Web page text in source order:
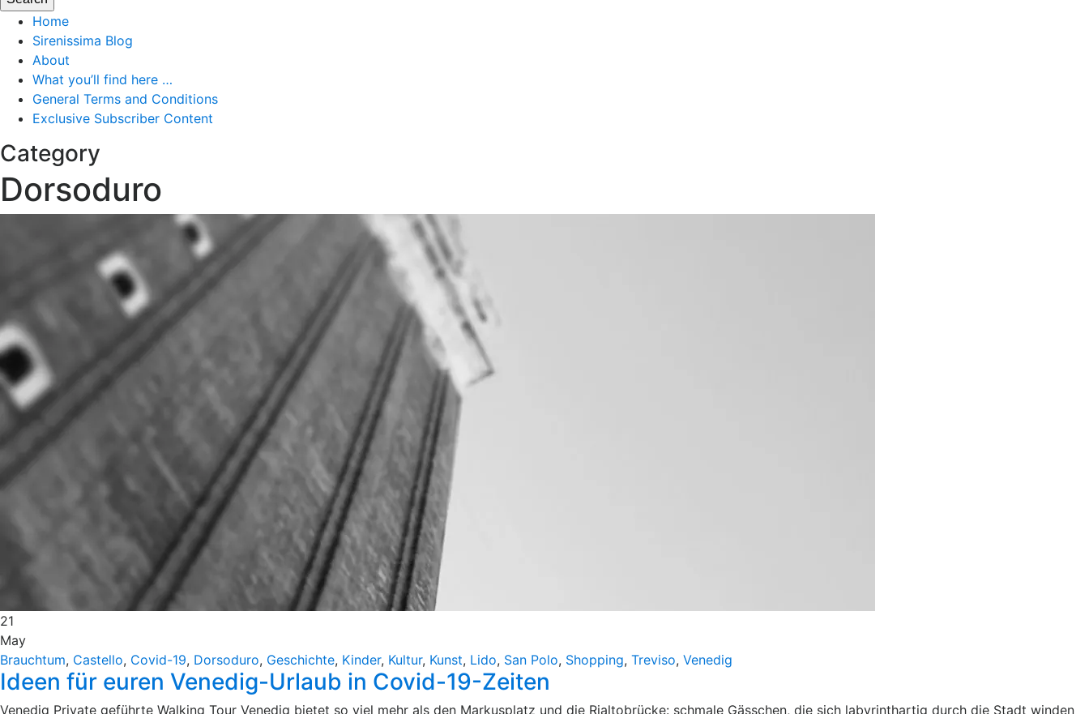
Home
Sirenissima Blog
About
What you’ll find here …
General Terms and Conditions
Exclusive Subscriber Content
Category
Dorsoduro
21
May
Brauchtum, Castello, Covid-19, Dorsoduro, Geschichte, Kinder, Kultur, Kunst, Lido, San Polo, Shopping, Treviso, Venedig
Ideen für euren Venedig-Urlaub in Covid-19-Zeiten
Venedig Private geführte Walking Tour Venedig bietet so viel mehr als den Markusplatz und die Rialtobrücke: schmale Gässchen, die sich labyrinthartig durch die Stadt winden